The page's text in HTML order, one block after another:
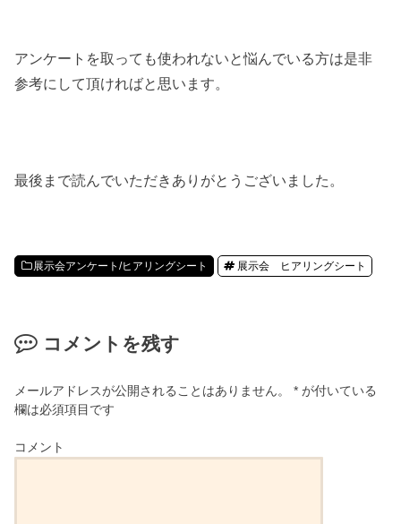
アンケートを取っても使われないと悩んでいる方は是非
参考にして頂ければと思います。
最後まで読んでいただきありがとうございました。
展示会アンケート/ヒアリングシート 展示会 ヒアリングシート
コメントを残す
メールアドレスが公開されることはありません。 * が付いている
欄は必須項目です
コメント